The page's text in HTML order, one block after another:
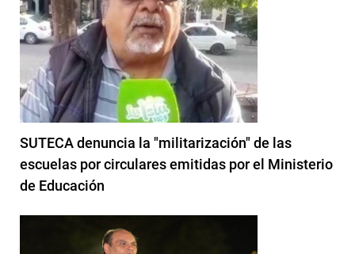
SUTECA denuncia la "militarización" de las
escuelas por circulares emitidas por el Ministerio
de Educación